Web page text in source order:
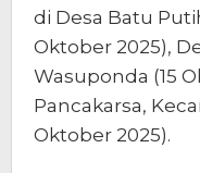
di Desa Batu
Oktober 2025),
Wasuponda (15
Pancakarsa,
Oktober 2025).